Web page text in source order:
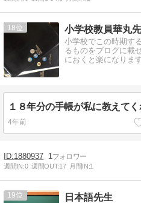
18 小学校教員華丸
小学校でこの時期す
るものをブログに載
におくと楽になります
１８年分の手帳が私に教えて
4年前
1880937 1
週間IN:0 週間OUT:17 月間IN:1
19 日本語先生